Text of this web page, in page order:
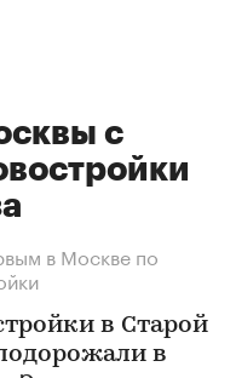
с
в Москве по
в Старой
в